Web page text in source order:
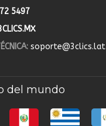
5497
soporte@3clics.lat
del mundo